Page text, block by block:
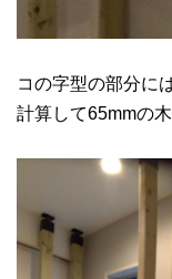
コの字型の部分に
計算して65mmの